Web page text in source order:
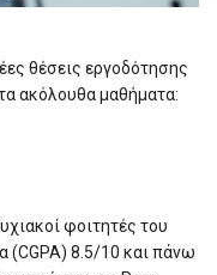
θέσεις εργοδότησης
ακόλουθα μαθήματα:
φοιτητές του
(CGPA) 8.5/10 και πάνω